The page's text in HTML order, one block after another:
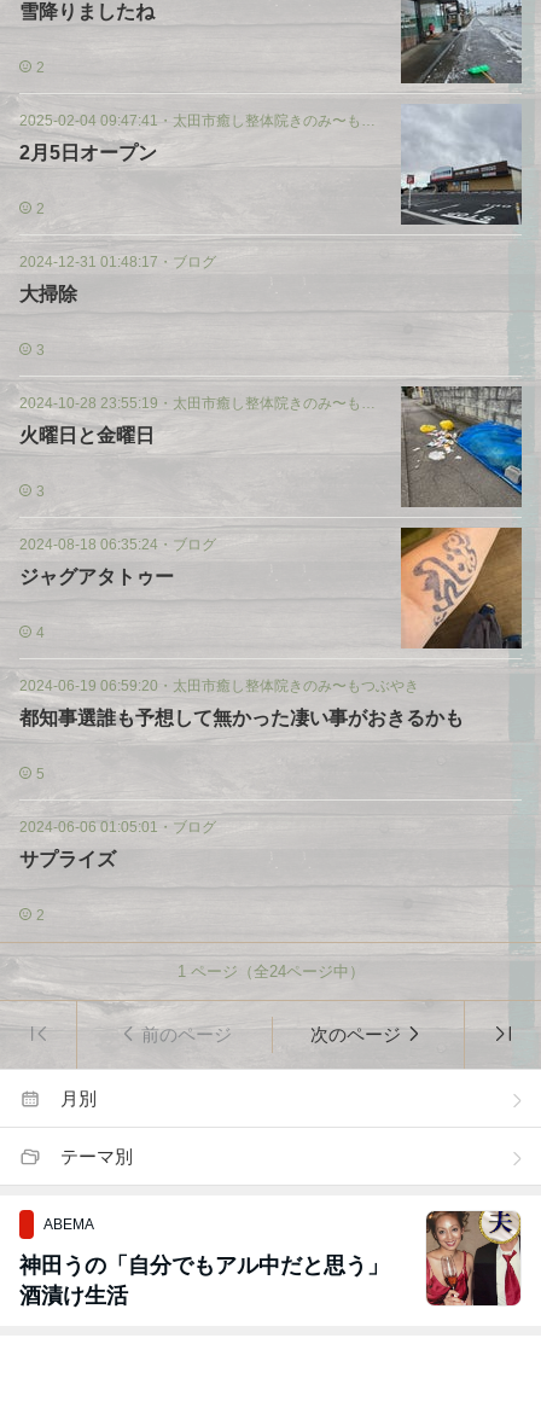
雪降りましたね
2
2025-02-04 09:47:41 ・ 太田市癒し整体院きのみ〜もつぶやき
2月5日オープン
2
2024-12-31 01:48:17 ・ ブログ
大掃除
3
2024-10-28 23:55:19 ・ 太田市癒し整体院きのみ〜もつぶやき
火曜日と金曜日
3
2024-08-18 06:35:24 ・ ブログ
ジャグアタトゥー
4
2024-06-19 06:59:20 ・ 太田市癒し整体院きのみ〜もつぶやき
都知事選誰も予想して無かった凄い事がおきるかも
5
2024-06-06 01:05:01 ・ ブログ
サプライズ
2
1ページ（全24ページ中）
前のページ 次のページ
月別
テーマ別
ABEMA
神田うの「自分でもアル中だと思う」
酒漬け生活